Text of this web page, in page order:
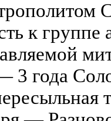
к группе
3 года